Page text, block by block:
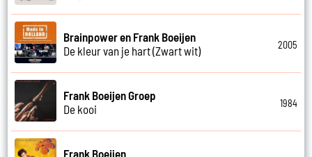
Brainpower en Frank Boeijen
De kleur van je hart (Zwart wit)
2005
Frank Boeijen Groep
De kooi
1984
Frank Boeijen